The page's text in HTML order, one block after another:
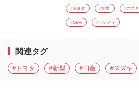
#トヨタ #新型 #スズキ
#OEM #ランディ
関連タグ
#トヨタ #新型 #日産 #スズキ